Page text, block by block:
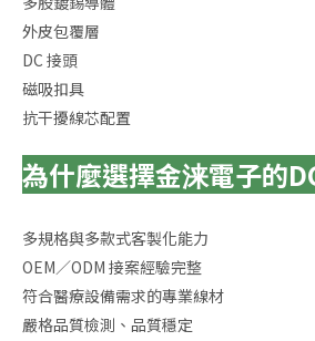
外皮包覆層
DC 接頭
磁吸扣具
抗干擾線芯配置
為什麼選擇金涞電子的
多規格與多款式客製化能力
OEM／ODM 接案經驗完整
符合醫療設備需求的專業線材
嚴格品質檢測、品質穩定